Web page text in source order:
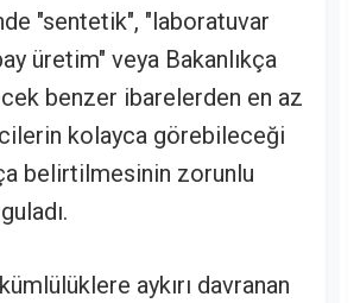
"sentetik", "laboratuvar
üretim" veya Bakanlıkça
benzer ibarelerden en az
kolayca görebileceği
belirtilmesinin zorunlu
aykırı davranan